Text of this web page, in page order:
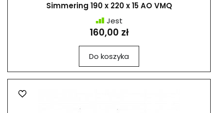
Simmering 190 x 220 x 15 AO VMQ
Jest
160,00 zł
Do koszyka